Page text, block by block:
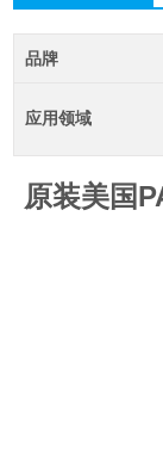
品牌
应用领域
原装美国